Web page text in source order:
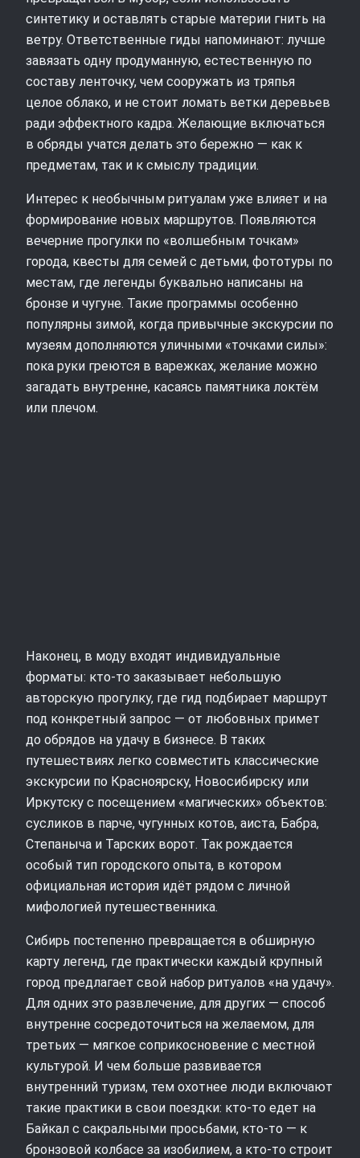
синтетику и оставлять старые материи гнить на
ветру. Ответственные гиды напоминают: лучше
завязать одну продуманную, естественную по
составу ленточку, чем сооружать из тряпья
целое облако, и не стоит ломать ветки деревьев
ради эффектного кадра. Желающие включаться
в обряды учатся делать это бережно — как к
предметам, так и к смыслу традиции.
Интерес к необычным ритуалам уже влияет и на
формирование новых маршрутов. Появляются
вечерние прогулки по «волшебным точкам»
города, квесты для семей с детьми, фототуры по
местам, где легенды буквально написаны на
бронзе и чугуне. Такие программы особенно
популярны зимой, когда привычные экскурсии по
музеям дополняются уличными «точками силы»:
пока руки греются в варежках, желание можно
загадать внутренне, касаясь памятника локтём
или плечом.
Наконец, в моду входят индивидуальные
форматы: кто-то заказывает небольшую
авторскую прогулку, где гид подбирает маршрут
под конкретный запрос — от любовных примет
до обрядов на удачу в бизнесе. В таких
путешествиях легко совместить классические
экскурсии по Красноярску, Новосибирску или
Иркутску с посещением «магических» объектов:
сусликов в парче, чугунных котов, аиста, Бабра,
Степаныча и Тарских ворот. Так рождается
особый тип городского опыта, в котором
официальная история идёт рядом с личной
мифологией путешественника.
Сибирь постепенно превращается в обширную
карту легенд, где практически каждый крупный
город предлагает свой набор ритуалов «на удачу».
Для одних это развлечение, для других — способ
внутренне сосредоточиться на желаемом, для
третьих — мягкое соприкосновение с местной
культурой. И чем больше развивается
внутренний туризм, тем охотнее люди включают
такие практики в свои поездки: кто-то едет на
Байкал с сакральными просьбами, кто-то — к
бронзовой колбасе за изобилием, а кто-то строит